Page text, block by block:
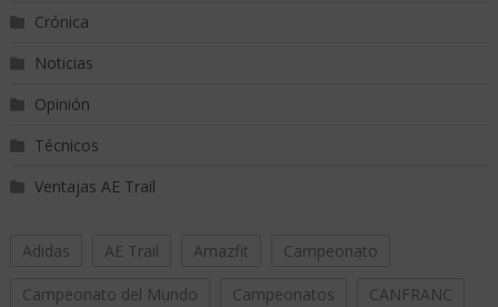
Crónica
Noticias
Opinión
Técnicos
Ventajas AE Trail
Adidas AE Trail Amazfit Campeonato
Campeonato del Mundo Campeonatos CANFRANC